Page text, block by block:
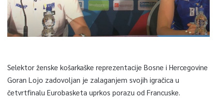
Selektor ženske košarkaške reprezentacije Bosne i Hercegovine
Goran Lojo zadovoljan je zalaganjem svojih igračica u
četvrtfinalu Eurobasketa uprkos porazu od Francuske.